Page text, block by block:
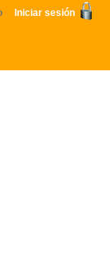
Iniciar sesión